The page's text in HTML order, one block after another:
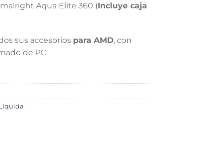
Aqua Elite 360 (Incluye caja
sus accesorios para AMD, con
de PC